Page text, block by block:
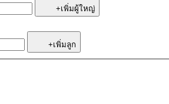
+เพิ่มผู้ใหญ่
+เพิ่มลูก